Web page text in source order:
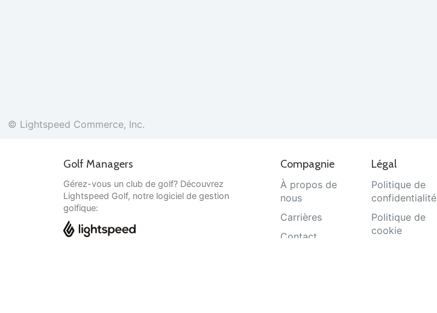
© Lightspeed Commerce, Inc.
Golf Managers
Gérez-vous un club de golf? Découvrez
Lightspeed Golf, notre logiciel de gestion
golfique:
Compagnie
À propos de
nous
Carrières
Contact
Légal
Politique de
confidentialité
Politique de
cookie